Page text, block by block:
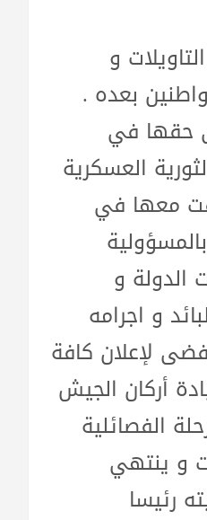
و
بعده .
حقها في
العسكرية
معها في
الدولة و
و اجرامه
لإعلان كافة
أركان الجيش
الفصائلية
و ينتهي
رئيسا